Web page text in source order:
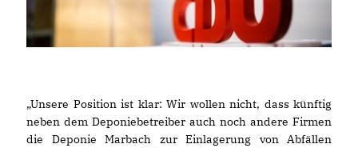
Unsere Position ist klar: Wir wollen nicht, dass künftig
neben dem Deponiebetreiber auch noch andere Firmen
die Deponie Marbach zur Einlagerung von Abfällen